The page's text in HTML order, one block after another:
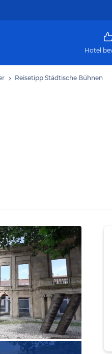
Hotel
Reisetipp Städtische Bühnen